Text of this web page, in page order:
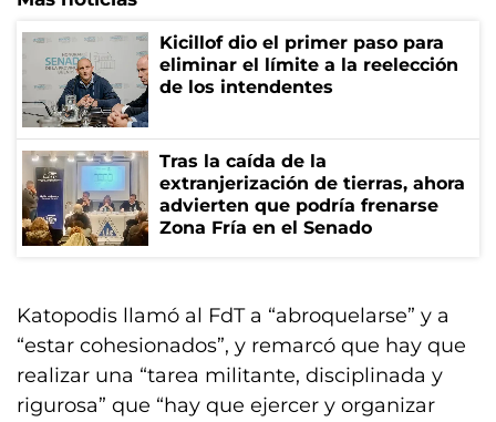
Kicillof dio el primer paso para
eliminar el límite a la reelección
de los intendentes
Tras la caída de la
extranjerización de tierras, ahora
advierten que podría frenarse
Zona Fría en el Senado
Katopodis llamó al FdT a “abroquelarse” y a
“estar cohesionados”, y remarcó que hay que
realizar una “tarea militante, disciplinada y
rigurosa” que “hay que ejercer y organizar